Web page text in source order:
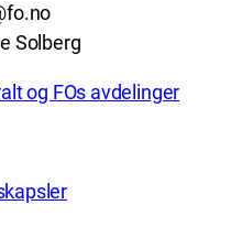
Solberg
og FOs avdelinger